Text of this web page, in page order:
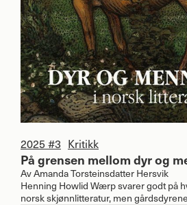
2025 #3 Kritikk
På grensen mellom dyr og
AvAmanda Torsteinsdatter Hersvik
Henning Howlid Wærp svarer godt på
norsk skjønnlitteratur, men